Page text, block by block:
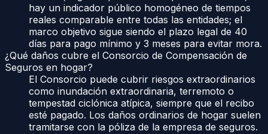
hay un indicador público homogéneo de tiempos
reales comparable entre todas las entidades; el
marco objetivo sigue siendo el plazo legal de 40
días para pago mínimo y 3 meses para evitar mora.
¿Qué daños cubre el Consorcio de Compensación de
Seguros en hogar?
El Consorcio puede cubrir riesgos extraordinarios
como inundación extraordinaria, terremoto o
tempestad ciclónica atípica, siempre que el recibo
esté pagado. Los daños ordinarios de hogar suelen
tramitarse con la póliza de la empresa de seguros.